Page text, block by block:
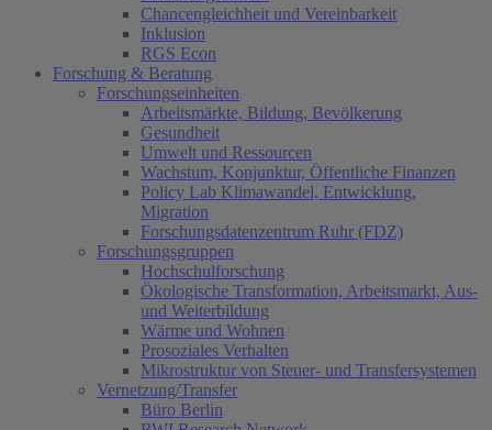
Chancengleichheit und Vereinbarkeit
Inklusion
RGS Econ
Forschung & Beratung
Forschungseinheiten
Arbeitsmärkte, Bildung, Bevölkerung
Gesundheit
Umwelt und Ressourcen
Wachstum, Konjunktur, Öffentliche Finanzen
Policy Lab Klimawandel, Entwicklung,
Migration
Forschungsdatenzentrum Ruhr (FDZ)
Forschungsgruppen
Hochschulforschung
Ökologische Transformation, Arbeitsmarkt, Aus-
und Weiterbildung
Wärme und Wohnen
Prosoziales Verhalten
Mikrostruktur von Steuer- und Transfersystemen
Vernetzung/Transfer
Büro Berlin